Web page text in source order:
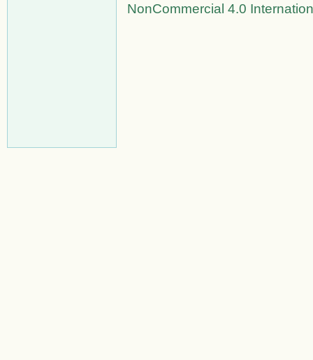
NonCommercial 4.0